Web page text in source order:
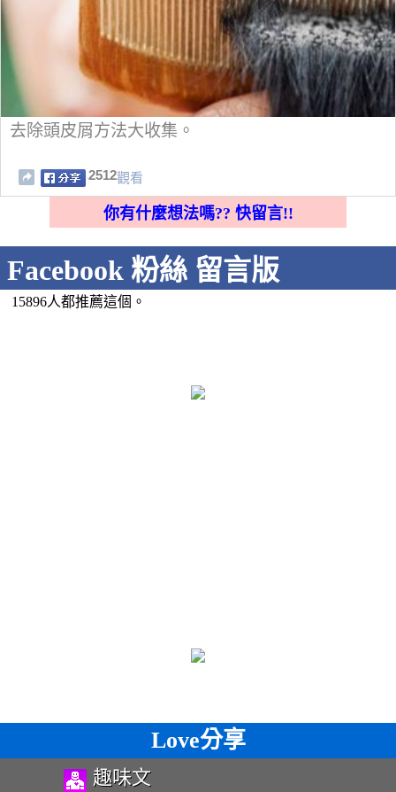
去除頭皮屑方法大收集。
2512觀看
你有什麼想法嗎?? 快留言!!
Facebook 粉絲 留言版
15896人都推薦這個。
Love分享
趣味文